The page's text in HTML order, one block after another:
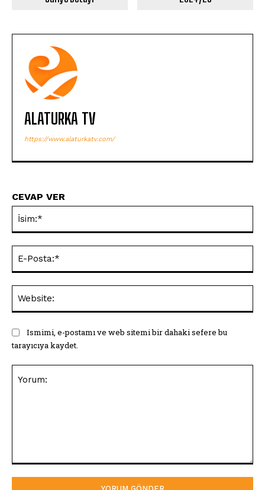
ALATURKA TV
https://www.alaturkatv.com/
CEVAP VER
Ismimi, e-postamı ve web sitemi bir dahaki sefere bu
tarayıcıya kaydet.